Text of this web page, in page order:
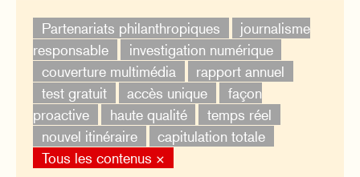
Partenariats philanthropiques
journalisme
responsable
investigation numérique
couverture multimédia
rapport annuel
test gratuit
accès unique
façon
proactive
haute qualité
temps réel
nouvel itinéraire
capitulation totale
Tous les contenus ×